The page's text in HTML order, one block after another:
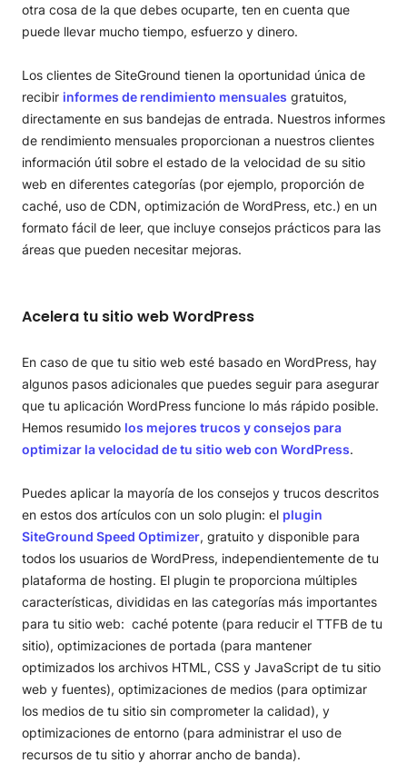
otra cosa de la que debes ocuparte, ten en cuenta que
puede llevar mucho tiempo, esfuerzo y dinero.
Los clientes de SiteGround tienen la oportunidad única de
recibir informes de rendimiento mensuales gratuitos,
directamente en sus bandejas de entrada. Nuestros informes
de rendimiento mensuales proporcionan a nuestros clientes
información útil sobre el estado de la velocidad de su sitio
web en diferentes categorías (por ejemplo, proporción de
caché, uso de CDN, optimización de WordPress, etc.) en un
formato fácil de leer, que incluye consejos prácticos para las
áreas que pueden necesitar mejoras.
Acelera tu sitio web WordPress
En caso de que tu sitio web esté basado en WordPress, hay
algunos pasos adicionales que puedes seguir para asegurar
que tu aplicación WordPress funcione lo más rápido posible.
Hemos resumido los mejores trucos y consejos para
optimizar la velocidad de tu sitio web con WordPress.
Puedes aplicar la mayoría de los consejos y trucos descritos
en estos dos artículos con un solo plugin: el plugin
SiteGround Speed Optimizer, gratuito y disponible para
todos los usuarios de WordPress, independientemente de tu
plataforma de hosting. El plugin te proporciona múltiples
características, divididas en las categorías más importantes
para tu sitio web: caché potente (para reducir el TTFB de tu
sitio), optimizaciones de portada (para mantener
optimizados los archivos HTML, CSS y JavaScript de tu sitio
web y fuentes), optimizaciones de medios (para optimizar
los medios de tu sitio sin comprometer la calidad), y
optimizaciones de entorno (para administrar el uso de
recursos de tu sitio y ahorrar ancho de banda).